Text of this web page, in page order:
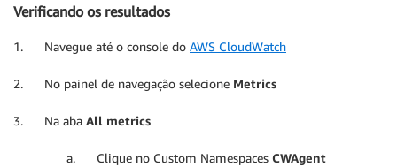
Verificando os resultados
1. Navegue até o console do AWS CloudWatch
2. No painel de navegação selecione Metrics
3. Na aba All metrics
a. Clique no Custom Namespaces CWAgent